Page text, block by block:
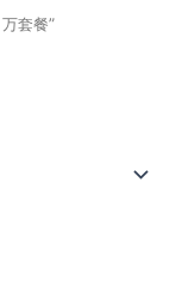
套餐”